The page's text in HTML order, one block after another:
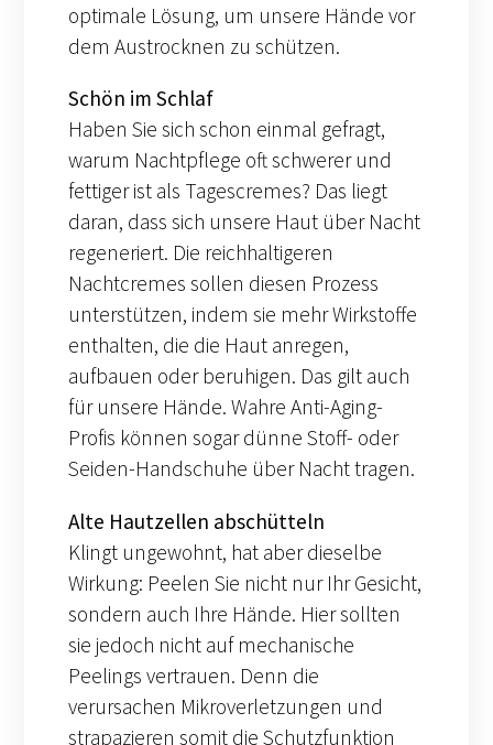
optimale Lösung, um unsere Hände vor
dem Austrocknen zu schützen.
Schön im Schlaf
Haben Sie sich schon einmal gefragt,
warum Nachtpflege oft schwerer und
fettiger ist als Tagescremes? Das liegt
daran, dass sich unsere Haut über Nacht
regeneriert. Die reichhaltigeren
Nachtcremes sollen diesen Prozess
unterstützen, indem sie mehr Wirkstoffe
enthalten, die die Haut anregen,
aufbauen oder beruhigen. Das gilt auch
für unsere Hände. Wahre Anti-Aging-
Profis können sogar dünne Stoff- oder
Seiden-Handschuhe über Nacht tragen.
Alte Hautzellen abschütteln
Klingt ungewohnt, hat aber dieselbe
Wirkung: Peelen Sie nicht nur Ihr Gesicht,
sondern auch Ihre Hände. Hier sollten
sie jedoch nicht auf mechanische
Peelings vertrauen. Denn die
verursachen Mikroverletzungen und
strapazieren somit die Schutzfunktion